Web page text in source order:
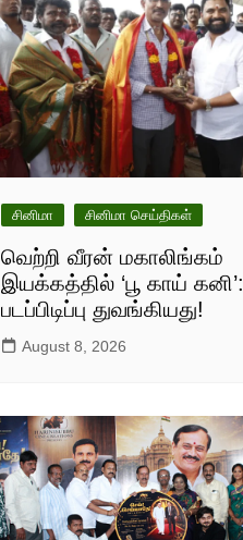
சினிமா சினிமா செய்திகள்
வெற்றி வீரன் மகாலிங்கம்
இயக்கத்தில் ‘பூ காய் கனி’:
படப்பிடிப்பு துவங்கியது!
August 8, 2026